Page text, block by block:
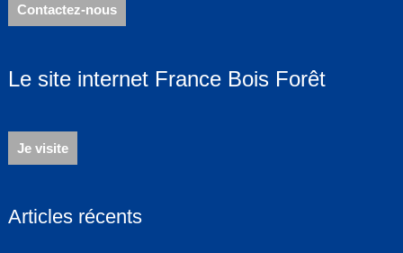
Contactez-nous
Le site internet France Bois Forêt
Je visite
Articles récents